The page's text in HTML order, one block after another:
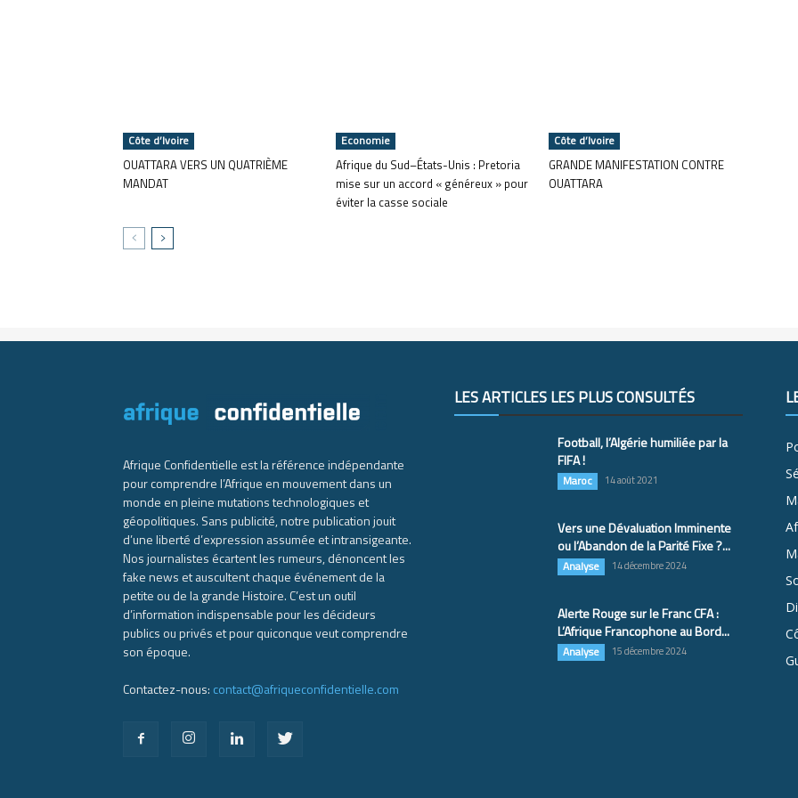
Côte d’Ivoire
OUATTARA VERS UN QUATRIÈME
MANDAT
Economie
Afrique du Sud–États-Unis : Pretoria
mise sur un accord « généreux » pour
éviter la casse sociale
Côte d’Ivoire
GRANDE MANIFESTATION CONTRE
OUATTARA
Afrique Confidentielle est la référence indépendante
pour comprendre l’Afrique en mouvement dans un
monde en pleine mutations technologiques et
géopolitiques. Sans publicité, notre publication jouit
d’une liberté d’expression assumée et intransigeante.
Nos journalistes écartent les rumeurs, dénoncent les
fake news et auscultent chaque événement de la
petite ou de la grande Histoire. C’est un outil
d’information indispensable pour les décideurs
publics ou privés et pour quiconque veut comprendre
son époque.
Contactez-nous: contact@afriqueconfidentielle.com
LES ARTICLES LES PLUS CONSULTÉS
Football, l’Algérie humiliée par la
FIFA !
Maroc 14 août 2021
Vers une Dévaluation Imminente
ou l’Abandon de la Parité Fixe ?...
Analyse 14 décembre 2024
Alerte Rouge sur le Franc CFA :
L’Afrique Francophone au Bord...
Analyse 15 décembre 2024